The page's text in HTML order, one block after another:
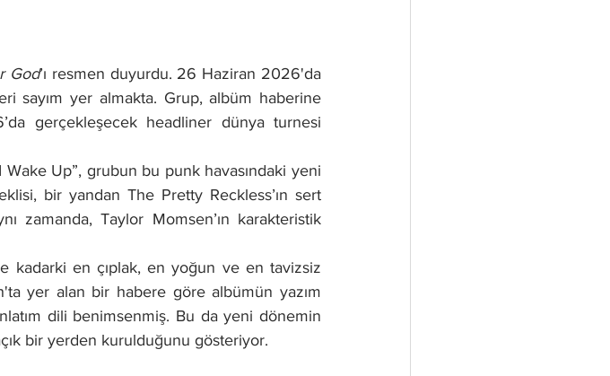
God’ı resmen duyurdu. 26 Haziran 2026'da
sayım yer almakta. Grup, albüm haberine
gerçekleşecek headliner dünya turnesi
Up”, grubun bu punk havasındaki yeni
bir yandan The Pretty Reckless’ın sert
zamanda, Taylor Momsen’ın karakteristik
kadarki en çıplak, en yoğun ve en tavizsiz
yer alan bir habere göre albümün yazım
dili benimsenmiş. Bu da yeni dönemin
bir yerden kurulduğunu gösteriyor.